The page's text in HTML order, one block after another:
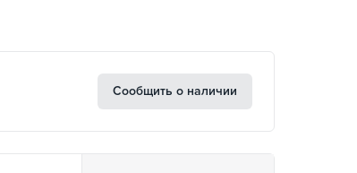
Сообщить о наличии